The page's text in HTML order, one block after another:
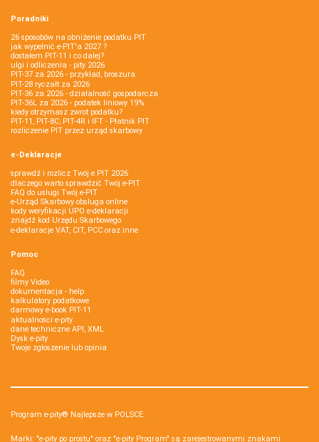
Poradniki
26 sposobów na obniżenie podatku PIT
jak wypełnić e-PIT'a 2027 ?
dostałem PIT-11 i co dalej?
ulgi i odliczenia - pity 2026
PIT-37 za 2026 - przykład, broszura
PIT-28 ryczałt za 2026
PIT-36 za 2026 - działalność gospodarcza
PIT-36L za 2026 - podatek liniowy 19%
kiedy otrzymasz zwrot podatku?
PIT-11, PIT-8C, PIT-4R i IFT - Płatnik PIT
rozliczenie PIT przez urząd skarbowy
e-Deklaracje
sprawdź i rozlicz Twój e PIT 2026
dlaczego warto sprawdzić Twój e-PIT
FAQ do usługi Twój e-PIT
e-Urząd Skarbowy obsługa online
kody weryfikacji UPO e-deklaracji
znajdź kod Urzędu Skarbowego
e-deklaracje VAT, CIT, PCC oraz inne
Pomoc
FAQ
filmy Video
dokumentacja - help
kalkulatory podatkowe
darmowy e-book PIT-11
aktualności e-pity
dane techniczne API, XML
Dysk e-pity
Twoje zgłoszenie lub opinia
Program e-pity® Najlepsze w POLSCE.
Marki: "e-pity po prostu" oraz "e-pity Program" są zarejestrowanymi znakami